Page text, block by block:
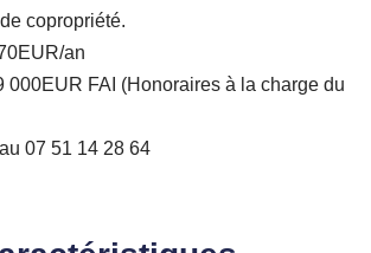
copropriété.
an
000EUR FAI (Honoraires à la charge du
07 51 14 28 64